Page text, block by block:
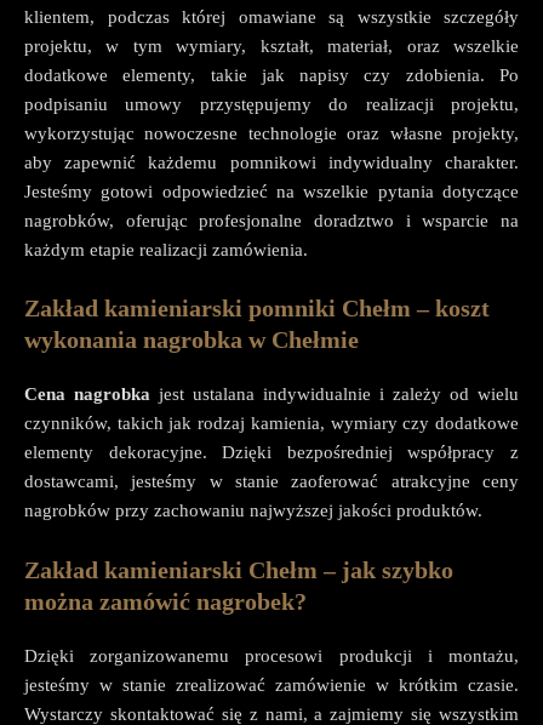
klientem, podczas której omawiane są wszystkie szczegóły
projektu, w tym wymiary, kształt, materiał, oraz wszelkie
dodatkowe elementy, takie jak napisy czy zdobienia. Po
podpisaniu umowy przystępujemy do realizacji projektu,
wykorzystując nowoczesne technologie oraz własne projekty,
aby zapewnić każdemu pomnikowi indywidualny charakter.
Jesteśmy gotowi odpowiedzieć na wszelkie pytania dotyczące
nagrobków, oferując profesjonalne doradztwo i wsparcie na
każdym etapie realizacji zamówienia.
Zakład kamieniarski pomniki Chełm – koszt
wykonania nagrobka w Chełmie
Cena nagrobka jest ustalana indywidualnie i zależy od wielu
czynników, takich jak rodzaj kamienia, wymiary czy dodatkowe
elementy dekoracyjne. Dzięki bezpośredniej współpracy z
dostawcami, jesteśmy w stanie zaoferować atrakcyjne ceny
nagrobków przy zachowaniu najwyższej jakości produktów.
Zakład kamieniarski Chełm – jak szybko
można zamówić nagrobek?
Dzięki zorganizowanemu procesowi produkcji i montażu,
jesteśmy w stanie zrealizować zamówienie w krótkim czasie.
Wystarczy skontaktować się z nami, a zajmiemy się wszystkim